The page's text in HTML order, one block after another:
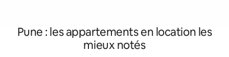
Pune : les appartements en location les
mieux notés